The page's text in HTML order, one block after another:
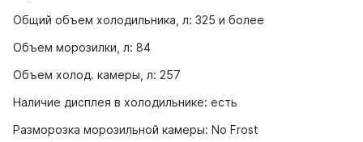
Общий объем холодильника, л: 325 и более
Объем морозилки, л: 84
Объем холод. камеры, л: 257
Наличие дисплея в холодильнике: есть
Разморозка морозильной камеры: No Frost